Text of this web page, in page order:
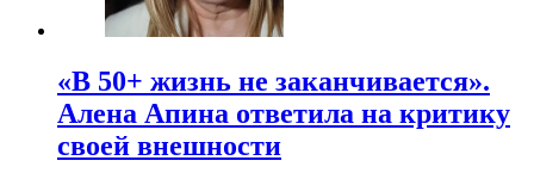
«В 50+ жизнь не заканчивается».
Алена Апина ответила на критику
своей внешности